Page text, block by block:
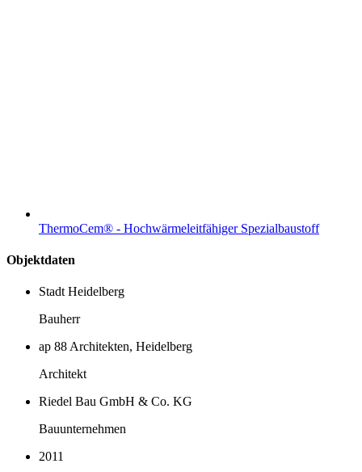
ThermoCem® - Hochwärmeleitfähiger Spezialbaustoff
Objektdaten
Stadt Heidelberg
Bauherr
ap 88 Architekten, Heidelberg
Architekt
Riedel Bau GmbH & Co. KG
Bauunternehmen
2011